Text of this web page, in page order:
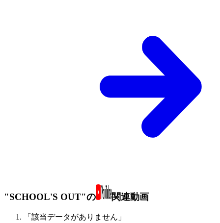
"SCHOOL'S OUT"の 関連動画
「該当データがありません」